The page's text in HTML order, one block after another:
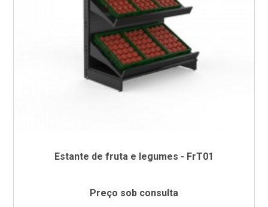
Estante de fruta e legumes - FrT01
Preço sob consulta